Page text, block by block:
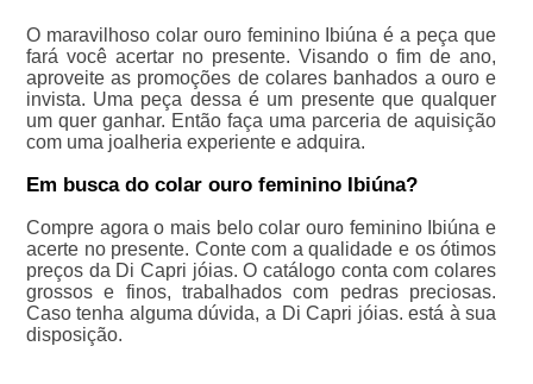
O maravilhoso colar ouro feminino Ibiúna é a peça que
fará você acertar no presente. Visando o fim de ano,
aproveite as promoções de colares banhados a ouro e
invista. Uma peça dessa é um presente que qualquer
um quer ganhar. Então faça uma parceria de aquisição
com uma joalheria experiente e adquira.
Em busca do colar ouro feminino Ibiúna?
Compre agora o mais belo colar ouro feminino Ibiúna e
acerte no presente. Conte com a qualidade e os ótimos
preços da Di Capri jóias. O catálogo conta com colares
grossos e finos, trabalhados com pedras preciosas.
Caso tenha alguma dúvida, a Di Capri jóias. está à sua
disposição.